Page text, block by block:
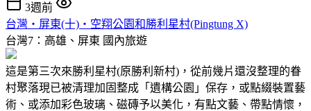
3週前
台灣‧屏東(十)‧空翔公園和勝利星村(Pingtung X)
台灣7：高雄、屏東 國內旅遊
這是第三次來勝利星村(原勝利新村)，從前幾片還沒整理的眷
村聚落現已被清理加固整成「遺構公園」保存，或點綴裝置藝
術、或添加彩色玻璃、磁磚予以美化，有點文藝、帶點情懷，